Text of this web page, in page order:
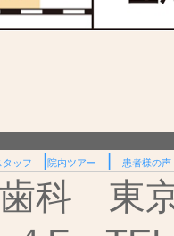
タッフ |院内ツアー | 患者様の声
科 東